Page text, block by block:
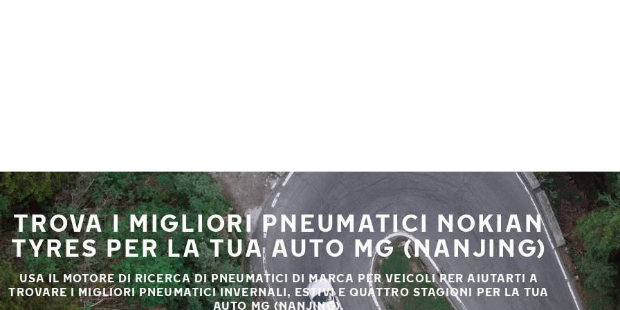
TROVA I MIGLIORI PNEUMATICI NOKIAN
TYRES PER LA TUA AUTO MG (NANJING)
USA IL MOTORE DI RICERCA DI PNEUMATICI DI MARCA PER VEICOLI PER AIUTARTI A
TROVARE I MIGLIORI PNEUMATICI INVERNALI, ESTIVI E QUATTRO STAGIONI PER LA TUA
AUTO MG (NANJING).